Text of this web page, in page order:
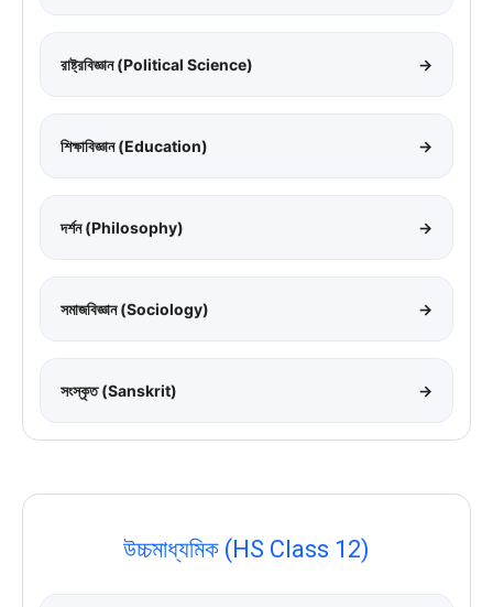
রাষ্ট্রবিজ্ঞান (Political Science) →
শিক্ষাবিজ্ঞান (Education) →
দর্শন (Philosophy) →
সমাজবিজ্ঞান (Sociology) →
সংস্কৃত (Sanskrit) →
উচ্চমাধ্যমিক (HS Class 12)